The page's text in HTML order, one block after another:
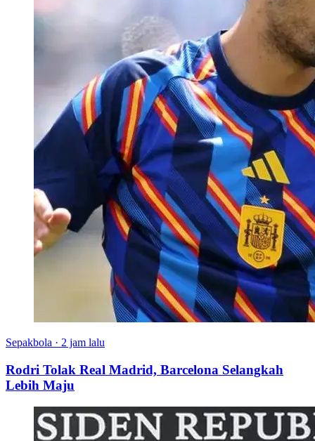
Sepakbola · 2 jam lalu
Rodri Tolak Real Madrid, Barcelona Selangkah
Lebih Maju